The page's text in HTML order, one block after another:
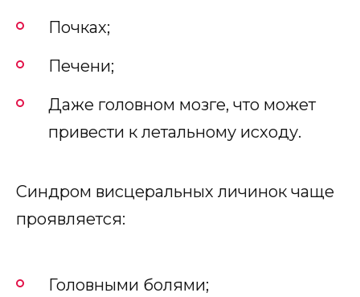
Почках;
Печени;
Даже головном мозге, что может
привести к летальному исходу.
Синдром висцеральных личинок чаще
проявляется:
Головными болями;